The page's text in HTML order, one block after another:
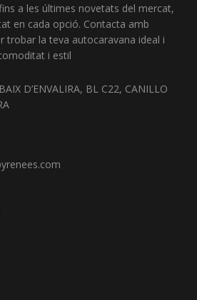
a les últimes novetats del mercat,
en cada opció. Contacta amb
trobar la teva autocaravana ideal i
i estil
D’ENVALIRA, BL C22, CANILLO